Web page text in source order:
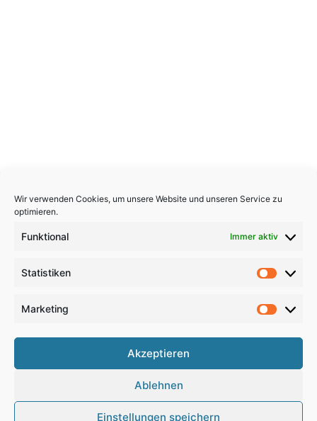
Wir verwenden Cookies, um unsere Website und unseren Service zu
optimieren.
Funktional Immer aktiv
Statistiken
Marketing
Akzeptieren
Ablehnen
Einstellungen speichern
Copyright 2026, All Rights Reserved
Haftungsausschluss